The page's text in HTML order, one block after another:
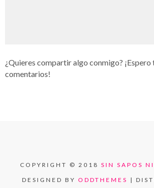
¿Quieres compartir algo conmigo? ¡Espero
comentarios!
COPYRIGHT © 2018 SIN SAPOS
DESIGNED BY ODDTHEMES |